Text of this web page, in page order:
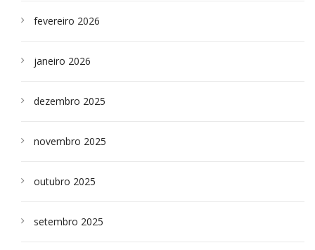
fevereiro 2026
janeiro 2026
dezembro 2025
novembro 2025
outubro 2025
setembro 2025